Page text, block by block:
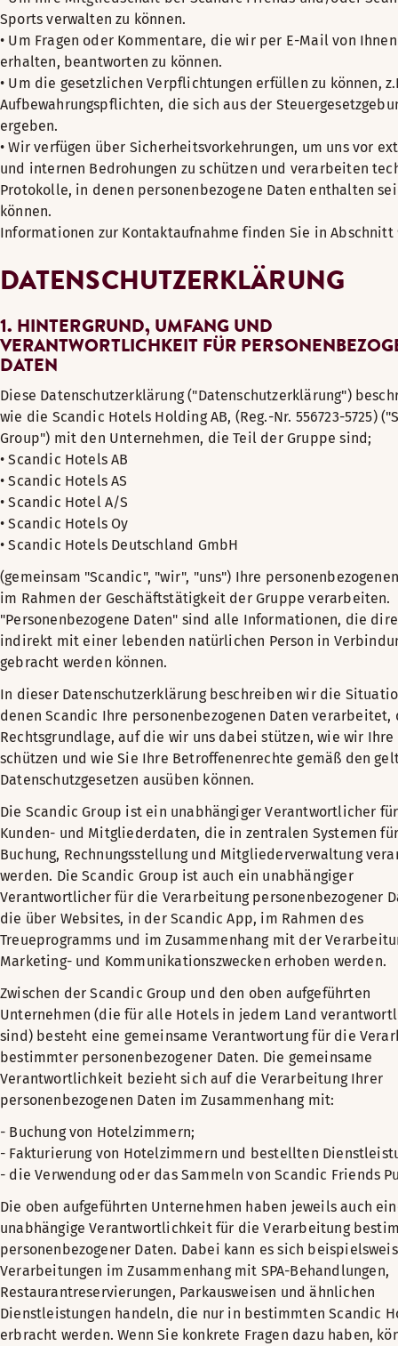
Sports verwalten zu können.
• Um Fragen oder Kommentare, die wir per E-Mail von Ihnen
erhalten, beantworten zu können.
• Um die gesetzlichen Verpflichtungen erfüllen zu können,
Aufbewahrungspflichten, die sich aus der
ergeben.
• Wir verfügen über Sicherheitsvorkehrungen, um uns vor
und internen Bedrohungen zu schützen und verarbeiten
Protokolle, in denen personenbezogene Daten enthalten
können.
Informationen zur Kontaktaufnahme finden Sie in Abschnitt
DATENSCHUTZERKLÄRUNG
1. HINTERGRUND, UMFANG UND
VERANTWORTLICHKEIT FÜR
DATEN
Diese Datenschutzerklärung ("Datenschutzerklärung")
wie die Scandic Hotels Holding AB, (Reg.-Nr. 556723-5725)
Group") mit den Unternehmen, die Teil der Gruppe sind;
• Scandic Hotels AB
• Scandic Hotels AS
• Scandic Hotel A/S
• Scandic Hotels Oy
• Scandic Hotels Deutschland GmbH
(gemeinsam "Scandic", "wir", "uns") Ihre
im Rahmen der Geschäftstätigkeit der Gruppe verarbeiten.
"Personenbezogene Daten" sind alle Informationen, die
indirekt mit einer lebenden natürlichen Person in
gebracht werden können.
In dieser Datenschutzerklärung beschreiben wir die
denen Scandic Ihre personenbezogenen Daten verarbeitet,
Rechtsgrundlage, auf die wir uns dabei stützen, wie wir Ihre
schützen und wie Sie Ihre Betroffenenrechte gemäß den
Datenschutzgesetzen ausüben können.
Die Scandic Group ist ein unabhängiger Verantwortlicher
Kunden- und Mitgliederdaten, die in zentralen Systemen
Buchung, Rechnungsstellung und Mitgliederverwaltung
werden. Die Scandic Group ist auch ein unabhängiger
Verantwortlicher für die Verarbeitung personenbezogener
die über Websites, in der Scandic App, im Rahmen des
Treueprogramms und im Zusammenhang mit der
Marketing- und Kommunikationszwecken erhoben werden.
Zwischen der Scandic Group und den oben aufgeführten
Unternehmen (die für alle Hotels in jedem Land
sind) besteht eine gemeinsame Verantwortung für die
bestimmter personenbezogener Daten. Die gemeinsame
Verantwortlichkeit bezieht sich auf die Verarbeitung Ihrer
personenbezogenen Daten im Zusammenhang mit:
- Buchung von Hotelzimmern;
- Fakturierung von Hotelzimmern und bestellten
- die Verwendung oder das Sammeln von Scandic Friends
Die oben aufgeführten Unternehmen haben jeweils auch
unabhängige Verantwortlichkeit für die Verarbeitung
personenbezogener Daten. Dabei kann es sich
Verarbeitungen im Zusammenhang mit SPA-Behandlungen,
Restaurantreservierungen, Parkausweisen und ähnlichen
Dienstleistungen handeln, die nur in bestimmten Scandic
erbracht werden. Wenn Sie konkrete Fragen dazu haben,